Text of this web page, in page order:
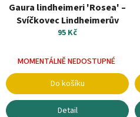
Gaura lindheimeri 'Rosea' –
Svíčkovec Lindheimerův
95 Kč
MOMENTÁLNĚ NEDOSTUPNÉ
Do košíku
Detail